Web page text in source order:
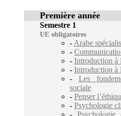
Première année
Semestre 1
UE obligatoires
- Arabe
-
- Introduction à
- Introduction à
- Les
sociale
- Penser
- Psychologie
- Psychologie